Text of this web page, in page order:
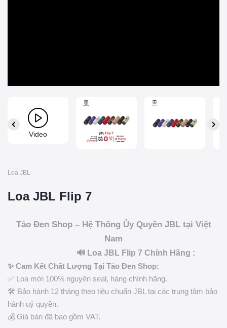
Video
Loa JBL
Loa JBL Flip 7
Táo Đen Shop – Hệ Thống Ủy Quyền JBL tại Việt
Nam
🔊 Loa JBL Flip 7 Chính Hãng :
✨ Cam Kết Chất Lượng Tại Táo Đen Shop:
✅ Loa mới 100% nguyên seal, hàng chính hãng.
🛠️ Bảo hành 12 tháng theo tiêu chuẩn JBL tại các trung tâm bảo
hành uỷ quyền.
💰 Giá bán đã bao gồm VAT.